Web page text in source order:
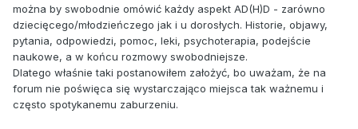
można by swobodnie omówić każdy aspekt AD(H)D - zarówno
dziecięcego/młodzieńczego jak i u dorosłych. Historie, objawy,
pytania, odpowiedzi, pomoc, leki, psychoterapia, podejście
naukowe, a w końcu rozmowy swobodniejsze.
Dlatego właśnie taki postanowiłem założyć, bo uważam, że na
forum nie poświęca się wystarczająco miejsca tak ważnemu i
często spotykanemu zaburzeniu.